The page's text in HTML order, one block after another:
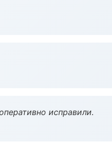
исправили.